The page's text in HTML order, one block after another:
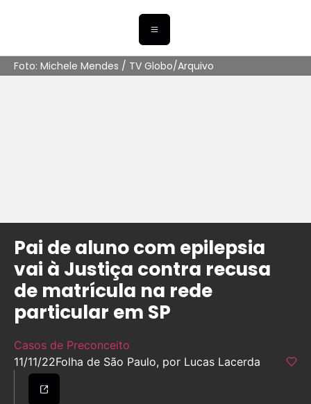
Foto: Michele Mendes / TV Globo/Arquivo
Pai de aluno com epilepsia
vai à Justiça contra recusa
de matrícula na rede
particular em SP
Casos de Preconceito
11/11/22Folha de São Paulo, por Lucas Lacerda